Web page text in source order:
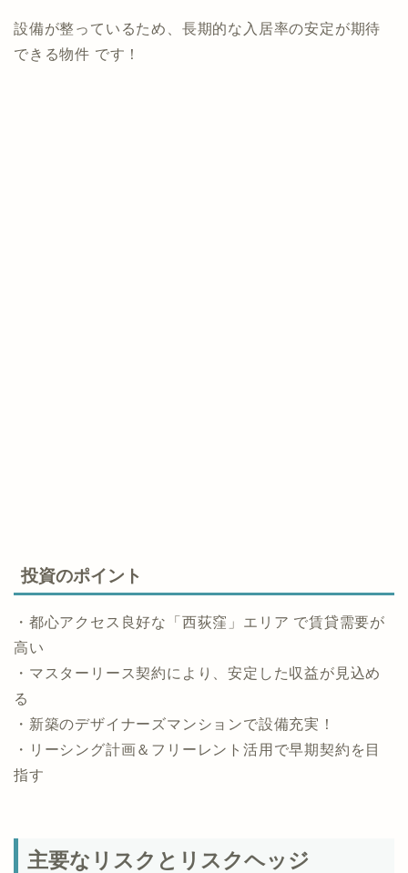
設備が整っているため、長期的な入居率の安定が期待
できる物件 です！
投資のポイント
・都心アクセス良好な「西荻窪」エリア で賃貸需要が
高い
・マスターリース契約により、安定した収益が見込め
る
・新築のデザイナーズマンションで設備充実！
・リーシング計画＆フリーレント活用で早期契約を目
指す
主要なリスクとリスクヘッジ